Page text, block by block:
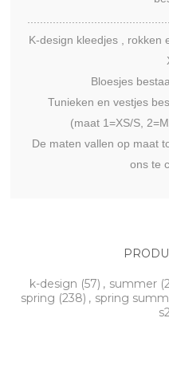
K-design kleedjes , rokken
Bloesjes
Tunieken en vestjes
(maat 1=XS/S,
De maten vallen op maat
ons te
k-design (57) , summer
spring (238) , spring